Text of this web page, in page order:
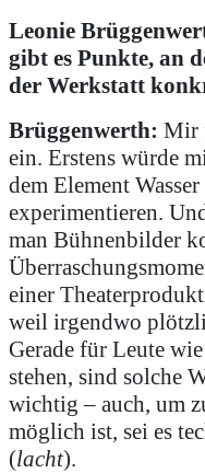
Leonie
gibt es Punkte, an
der Werkstatt
Brüggenwerth: Mir
ein. Erstens würde
dem Element
experimentieren.
man Bühnenbilder
einer
weil irgendwo
Gerade für Leute
stehen, sind solche
wichtig – auch, um
möglich ist, sei es
(lacht).